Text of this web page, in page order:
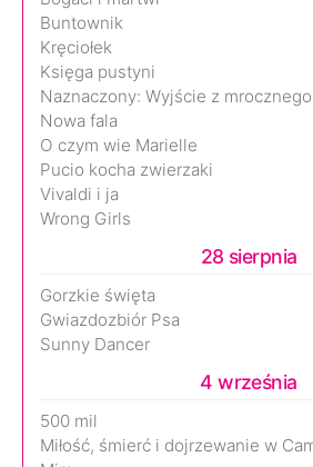
Buntownik
Kręciołek
Księga pustyni
Naznaczony: Wyjście z
Nowa fala
O czym wie Marielle
Pucio kocha zwierzaki
Vivaldi i ja
Wrong Girls
28 sierpnia
Gorzkie święta
Gwiazdozbiór Psa
Sunny Dancer
4 września
500 mil
Miłość, śmierć i dojrzewanie w